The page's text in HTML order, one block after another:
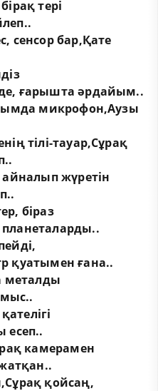
тері
сенсор бар,Қате
ғарышта әрдайым..
микрофон,Аузы
тілі-тауар,Сұрақ
жүретін
біраз
қуатымен ғана..
металды
есеп..
камерамен
қойсаң,